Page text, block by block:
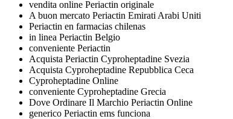
vendita online Periactin originale
A buon mercato Periactin Emirati Arabi Uniti
Periactin en farmacias chilenas
in linea Periactin Belgio
conveniente Periactin
Acquista Periactin Cyproheptadine Svezia
Acquista Cyproheptadine Repubblica Ceca
Cyproheptadine Online
conveniente Cyproheptadine Grecia
Dove Ordinare Il Marchio Periactin Online
generico Periactin ems funciona